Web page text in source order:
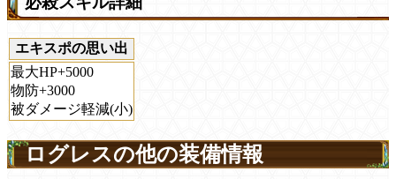
エキスポの思い出
最大HP+5000
物防+3000
被ダメージ軽減(小)
ログレスの他の装備情報